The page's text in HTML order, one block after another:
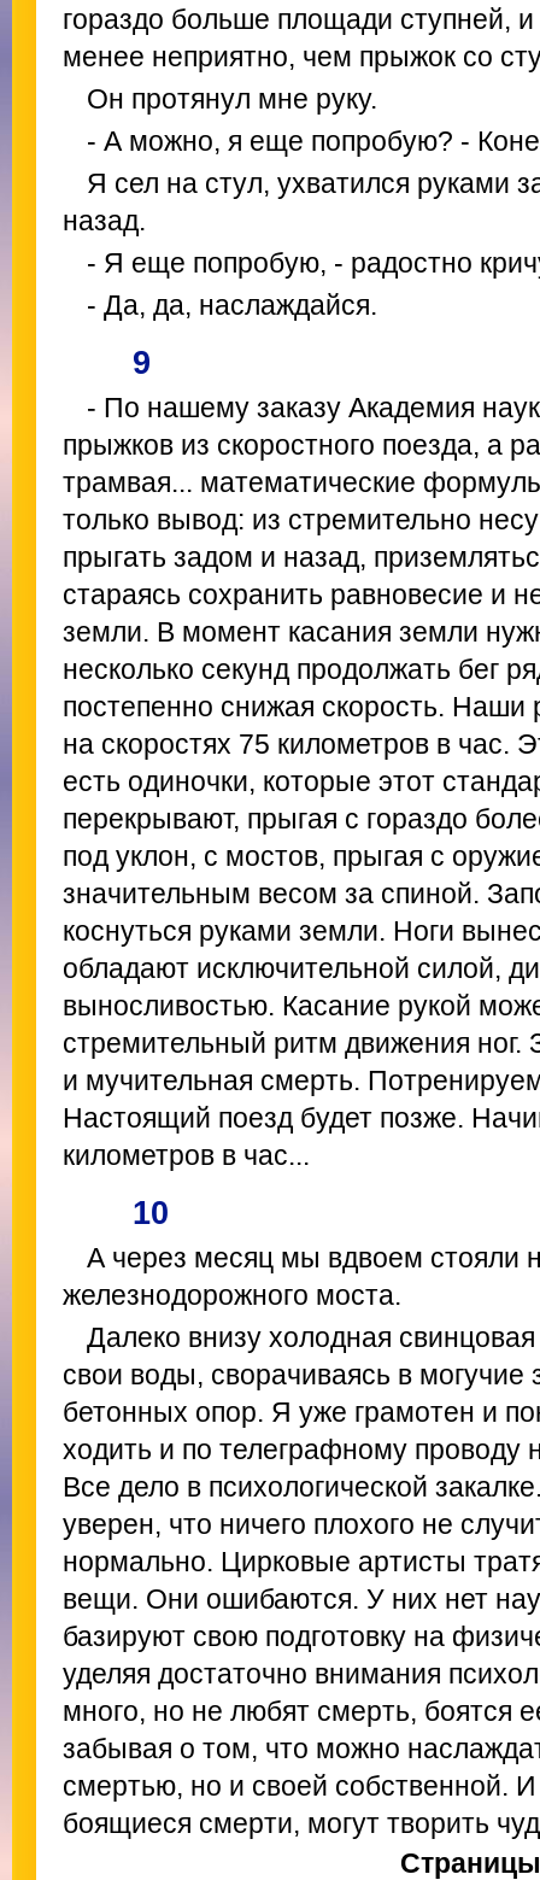
гораздо больше площади ступней, и
менее неприятно, чем прыжок со
Он протянул мне руку.
- А можно, я еще попробую? -
Я сел на стул, ухватился руками
назад.
- Я еще попробую, - радостно
- Да, да, наслаждайся.
9
- По нашему заказу Академия
прыжков из скоростного поезда, а
трамвая... математические
только вывод: из стремительно
прыгать задом и назад,
стараясь сохранить равновесие и
земли. В момент касания земли
несколько секунд продолжать бег
постепенно снижая скорость. Наши
на скоростях 75 километров в час.
есть одиночки, которые этот
перекрывают, прыгая с гораздо
под уклон, с мостов, прыгая с
значительным весом за спиной.
коснуться руками земли. Ноги
обладают исключительной силой,
выносливостью. Касание рукой
стремительный ритм движения ног.
и мучительная смерть.
Настоящий поезд будет позже.
километров в час...
10
А через месяц мы вдвоем стояли
железнодорожного моста.
Далеко внизу холодная
свои воды, сворачиваясь в могучие
бетонных опор. Я уже грамотен и
ходить и по телеграфному проводу
Все дело в психологической
уверен, что ничего плохого не
нормально. Цирковые артисты
вещи. Они ошибаются. У них нет
базируют свою подготовку на
уделяя достаточно внимания
много, но не любят смерть, боятся
забывая о том, что можно
смертью, но и своей собственной.
боящиеся смерти, могут творить
Страницы